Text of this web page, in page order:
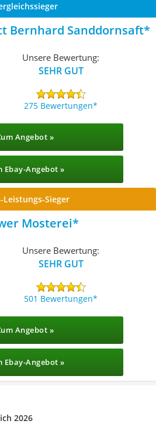
Bernhard Sanddornsaft
Unsere Bewertung:
SEHR GUT
275 Bewertungen
Angebot »
Ebay-Angebot »
Leistungs-Sieger
Mosterei
Unsere Bewertung:
SEHR GUT
501 Bewertungen
Angebot »
Ebay-Angebot »
2026